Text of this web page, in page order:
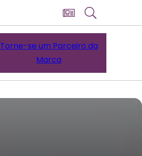
Torne-se um Parceiro da
Marca